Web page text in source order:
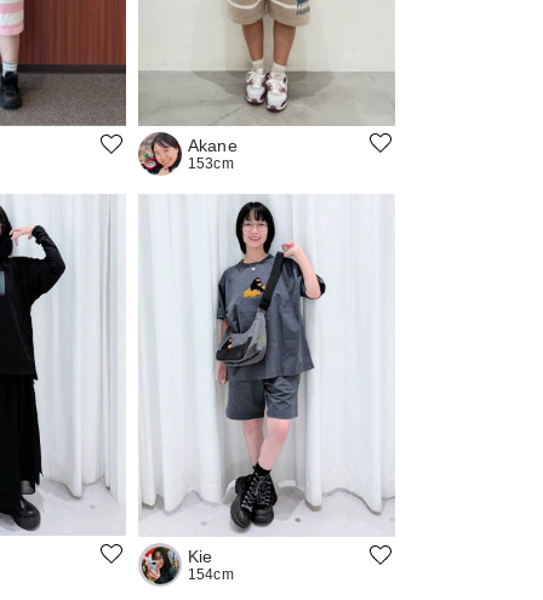
Akane
153cm
Kie
154cm